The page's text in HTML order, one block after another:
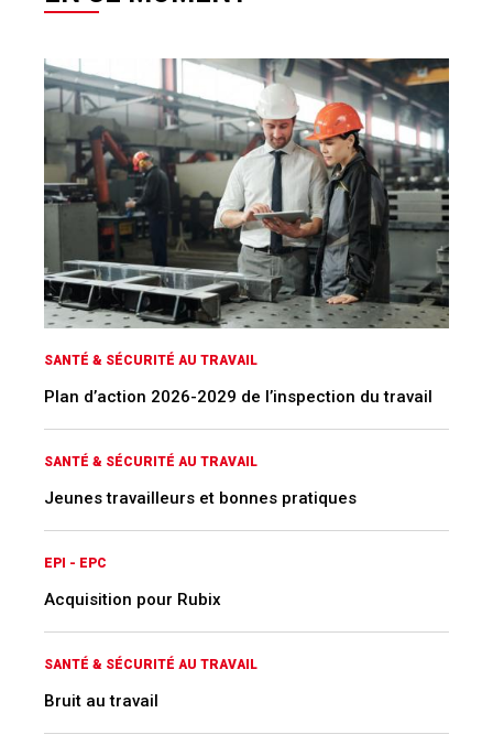
SANTÉ & SÉCURITÉ AU TRAVAIL
Plan d’action 2026-2029 de l’inspection du travail
SANTÉ & SÉCURITÉ AU TRAVAIL
Jeunes travailleurs et bonnes pratiques
EPI - EPC
Acquisition pour Rubix
SANTÉ & SÉCURITÉ AU TRAVAIL
Bruit au travail